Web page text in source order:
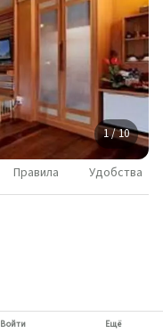
1 / 10
Правила Удобства
Войти Ещё